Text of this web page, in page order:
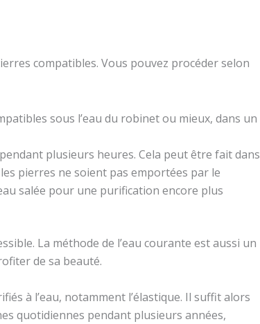
compatibles. Vous pouvez procéder selon
sous l’eau du robinet ou mieux, dans un
plusieurs heures. Cela peut être fait dans
pierres ne soient pas emportées par le
salée pour une purification encore plus
La méthode de l’eau courante est aussi un
de sa beauté.
à l’eau, notamment l’élastique. Il suffit alors
quotidiennes pendant plusieurs années,